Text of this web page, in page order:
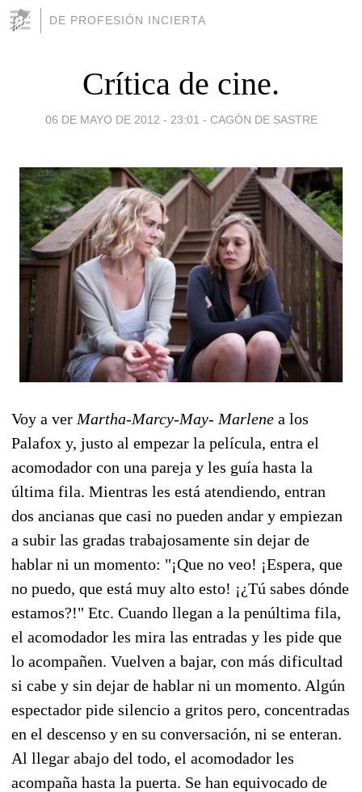
DE PROFESIÓN INCIERTA
Crítica de cine.
06 DE MAYO DE 2012 - 23:01 - CAGÓN DE SASTRE
Voy a ver Martha-Marcy-May- Marlene a los
Palafox y, justo al empezar la película, entra el
acomodador con una pareja y les guía hasta la
última fila. Mientras les está atendiendo, entran
dos ancianas que casi no pueden andar y empiezan
a subir las gradas trabajosamente sin dejar de
hablar ni un momento: "¡Que no veo! ¡Espera, que
no puedo, que está muy alto esto! ¡¿Tú sabes dónde
estamos?!" Etc. Cuando llegan a la penúltima fila,
el acomodador les mira las entradas y les pide que
lo acompañen. Vuelven a bajar, con más dificultad
si cabe y sin dejar de hablar ni un momento. Algún
espectador pide silencio a gritos pero, concentradas
en el descenso y en su conversación, ni se enteran.
Al llegar abajo del todo, el acomodador les
acompaña hasta la puerta. Se han equivocado de